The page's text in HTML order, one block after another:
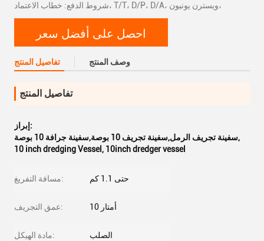
شروط الدفع: خطاب الاعتماد، T/T، D/P، D/A، ويسترن يونيون،
احصل على أفضل سعر
تفاصيل المنتج وصف المنتج
تفاصيل المنتج
إبراز:
سفينة تجريف الرمل,سفينة تجريف 10 بوصة,سفينة جرافة 10 بوصة,
10 inch dredging Vessel, 10inch dredger vessel
مسافة التفريغ: حتى 1.1 كم
عمق التجريف: 10 أمتار
مادة الهيكل: الصلب